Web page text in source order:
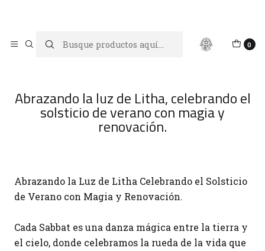
0
Inicio Blog
Abrazando la luz de Litha, celebrando el solsticio de
Abrazando la luz de Litha, celebrando el
solsticio de verano con magia y
renovación.
Abrazando la Luz de Litha Celebrando el Solsticio
de Verano con Magia y Renovación.
Cada Sabbat es una danza mágica entre la tierra y
el cielo, donde celebramos la rueda de la vida que